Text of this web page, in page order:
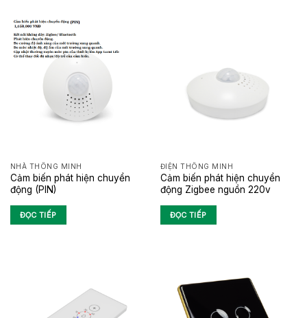
NHÀ THÔNG MINH
Cảm biến phát hiện chuyển
động (PIN)
ĐỌC TIẾP
ĐIỆN THÔNG MINH
Cảm biến phát hiện chuyển
động Zigbee nguồn 220v
ĐỌC TIẾP